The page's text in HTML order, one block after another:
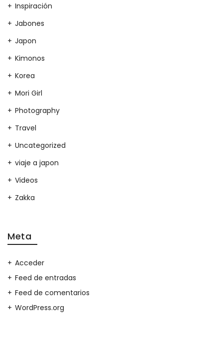
Inspiración
Jabones
Japon
Kimonos
Korea
Mori Girl
Photography
Travel
Uncategorized
viaje a japon
Videos
Zakka
Meta
Acceder
Feed de entradas
Feed de comentarios
WordPress.org